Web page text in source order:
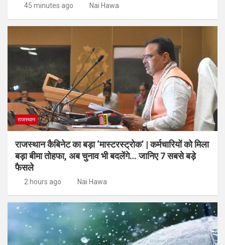
45 minutes ago Nai Hawa
राजस्थान
राजस्थान कैबिनेट का बड़ा ‘मास्टरस्ट्रोक’ | कर्मचारियों को मिला
बड़ा बीमा तोहफा, अब चुनाव भी बदलेंगे… जानिए 7 सबसे बड़े
फैसले
2 hours ago Nai Hawa